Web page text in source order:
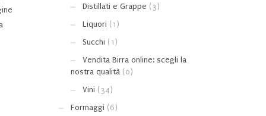
Distillati e Grappe (3)
Liquori (1)
Succhi (1)
Vendita Birra online: scegli la
nostra qualità (0)
Vini (34)
Formaggi (6)